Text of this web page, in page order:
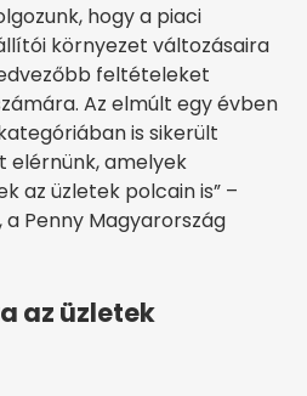
hogy a piaci
környezet változásaira
feltételeket
Az elmúlt egy évben
is sikerült
amelyek
az üzletek polcain is” –
, a Penny Magyarország
az üzletek